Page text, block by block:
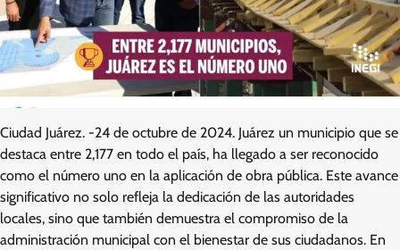
Ciudad Juárez. -24 de octubre de 2024. Juárez un municipio que se
destaca entre 2,177 en todo el país, ha llegado a ser reconocido
como el número uno en la aplicación de obra pública. Este avance
significativo no solo refleja la dedicación de las autoridades
locales, sino que también demuestra el compromiso de la
administración municipal con el bienestar de sus ciudadanos. En